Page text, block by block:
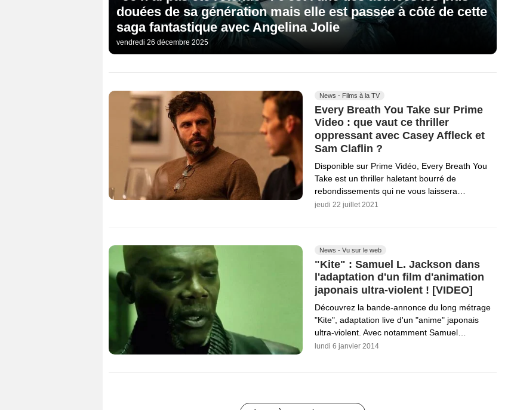
douées de sa génération mais elle est passée à côté de cette
saga fantastique avec Angelina Jolie
vendredi 26 décembre 2025
News - Films à la TV
Every Breath You Take sur Prime
Video : que vaut ce thriller
oppressant avec Casey Affleck et
Sam Claflin ?
Disponible sur Prime Vidéo, Every Breath You
Take est un thriller haletant bourré de
rebondissements qui ne vous laissera…
jeudi 22 juillet 2021
News - Vu sur le web
"Kite" : Samuel L. Jackson dans
l'adaptation d'un film d'animation
japonais ultra-violent ! [VIDEO]
Découvrez la bande-annonce du long métrage
"Kite", adaptation live d'un "anime" japonais
ultra-violent. Avec notamment Samuel…
lundi 6 janvier 2014